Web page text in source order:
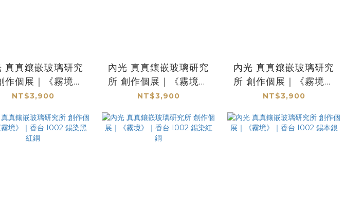
作個展｜《霧境》
｜香台 I001 003
NT$3,900
內光 真真鑲嵌玻璃研究
所 創作個展｜《霧境》
｜香台 I001 002
NT$3,900
內光 真真鑲嵌玻璃研究
所 創作個展｜《霧境》
｜香台 I001 001
NT$3,900